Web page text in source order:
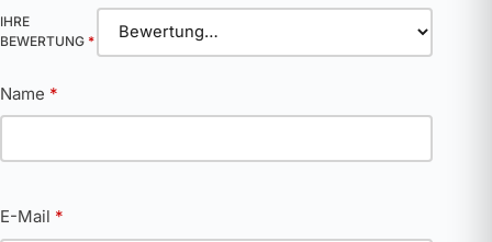
IHRE
BEWERTUNG *
Name *
E-Mail *